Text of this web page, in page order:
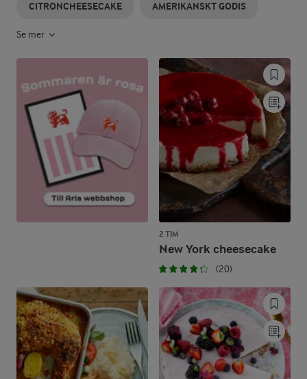
CITRONCHEESECAKE AMERIKANSKT GODIS
Se mer
2 TIM
New York cheesecake
(20)